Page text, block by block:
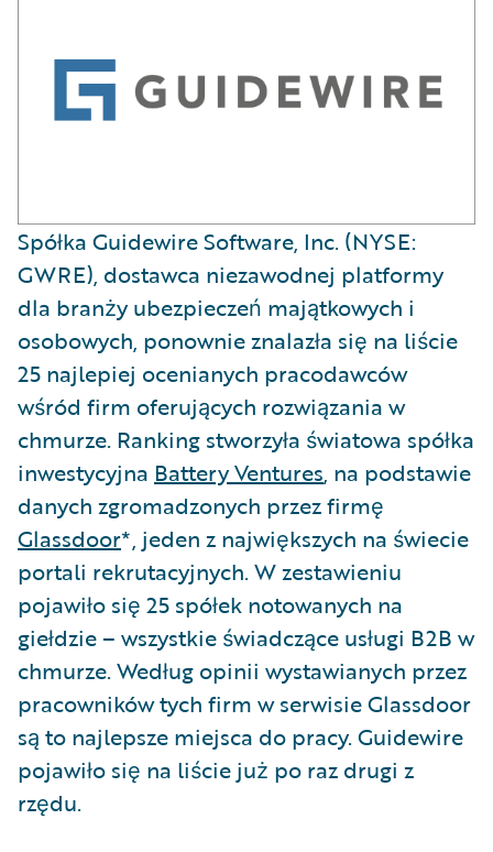
Spółka Guidewire Software, Inc. (NYSE:
GWRE), dostawca niezawodnej platformy
dla branży ubezpieczeń majątkowych i
osobowych, ponownie znalazła się na liście
25 najlepiej ocenianych pracodawców
wśród firm oferujących rozwiązania w
chmurze. Ranking stworzyła światowa spółka
inwestycyjna Battery Ventures, na podstawie
danych zgromadzonych przez firmę
Glassdoor*, jeden z największych na świecie
portali rekrutacyjnych. W zestawieniu
pojawiło się 25 spółek notowanych na
giełdzie – wszystkie świadczące usługi B2B w
chmurze. Według opinii wystawianych przez
pracowników tych firm w serwisie Glassdoor
są to najlepsze miejsca do pracy. Guidewire
pojawiło się na liście już po raz drugi z
rzędu.